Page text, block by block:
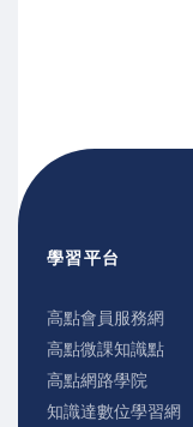
學習平台
高點會員服務網
高點微課知識點
高點網路學院
知識達數位學習網